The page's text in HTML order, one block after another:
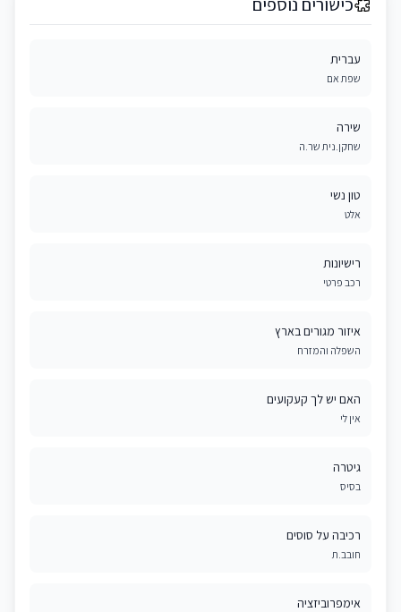
עברית
שפת אם
שירה
שחקן.נית שר.ה
טון נשי
אלט
רישיונות
רכב פרטי
איזור מגורים בארץ
השפלה והמזרח
האם יש לך קעקועים
אין לי
גיטרה
בסיס
רכיבה על סוסים
חובב.ת
אימפרוביזציה